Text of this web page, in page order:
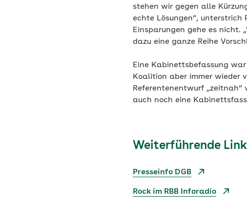
stehen wir gegen alle
echte Lösungen“, unterstrich
Einsparungen gehe es nicht.
dazu eine ganze Reihe
Eine Kabinettsbefassung
Koalition aber immer wieder
Referentenentwurf „zeitnah“
auch noch eine
Weiterführende
Presseinfo DGB
Rock im RBB Inforadio